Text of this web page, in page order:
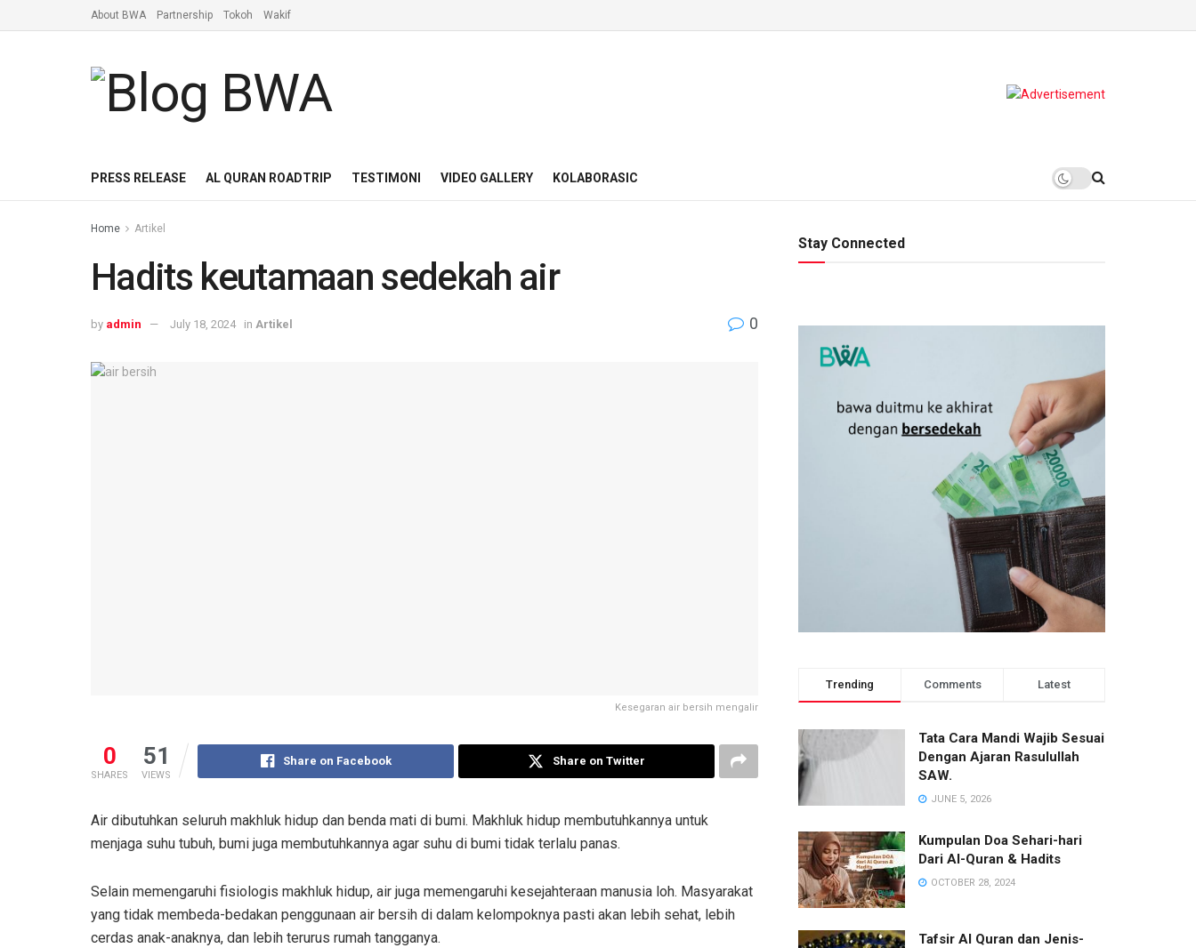
About BWA Partnership Tokoh Wakif
PRESS RELEASE AL QURAN ROADTRIP TESTIMONI VIDEO GALLERY KOLABORASIC
Home Artikel
Hadits keutamaan sedekah air
by admin July 18, 2024 in Artikel 0
Kesegaran air bersih mengalir
0
SHARES
51
VIEWS
Share on Facebook Share on Twitter
Air dibutuhkan seluruh makhluk hidup dan benda mati di bumi. Makhluk hidup membutuhkannya untuk
menjaga suhu tubuh, bumi juga membutuhkannya agar suhu di bumi tidak terlalu panas.
Selain memengaruhi fisiologis makhluk hidup, air juga memengaruhi kesejahteraan manusia loh. Masyarakat
yang tidak membeda-bedakan penggunaan air bersih di dalam kelompoknya pasti akan lebih sehat, lebih
cerdas anak-anaknya, dan lebih terurus rumah tangganya.
Stay Connected
Trending Comments Latest
Tata Cara Mandi Wajib Sesuai
Dengan Ajaran Rasulullah
SAW.
JUNE 5, 2026
Kumpulan Doa Sehari-hari
Dari Al-Quran & Hadits
OCTOBER 28, 2024
Tafsir Al Quran dan Jenis-